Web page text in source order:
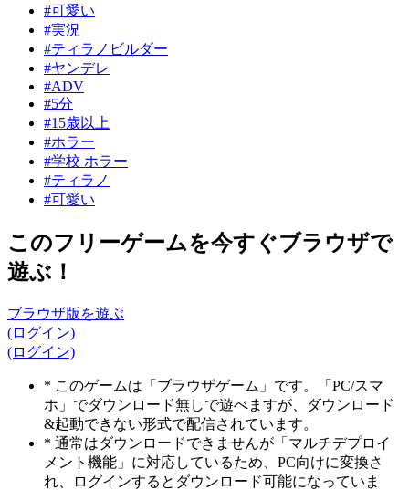
#可愛い
#実況
#ティラノビルダー
#ヤンデレ
#ADV
#5分
#15歳以上
#ホラー
#学校 ホラー
#ティラノ
#可愛い
このフリーゲームを今すぐブラウザで
遊ぶ！
ブラウザ版を遊ぶ
(ログイン)
(ログイン)
* このゲームは「ブラウザゲーム」です。「PC/スマ
ホ」でダウンロード無しで遊べますが、ダウンロード
&起動できない形式で配信されています。
* 通常はダウンロードできませんが「マルチデプロイ
メント機能」に対応しているため、PC向けに変換さ
れ、ログインするとダウンロード可能になっていま